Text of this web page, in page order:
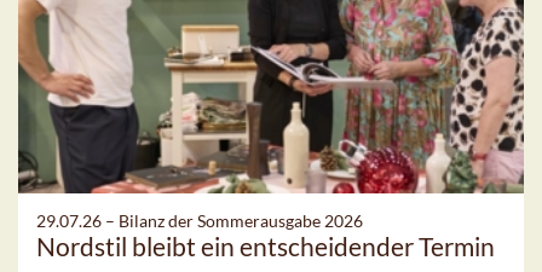
29.07.26 – Bilanz der Sommerausgabe 2026
Nordstil bleibt ein entscheidender Termin